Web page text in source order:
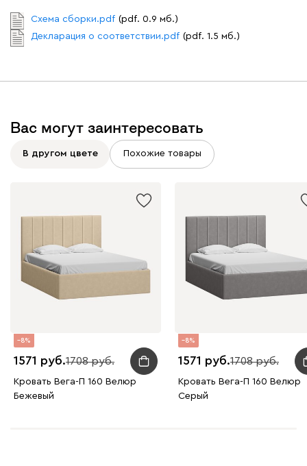
Вайт
Альтеа 2415
Дарте 2867
Схема сборки.pdf (pdf. 0.9 мб.)
Декларация о соответствии.pdf (pdf. 1.5 мб.)
Вас могут заинтересовать
В другом цвете Похожие товары
8
1571 1708
Кровать Вега-П 160 Велюр
Бежевый
8
1571 1708
Кровать Вега-П 160 Велюр
Серый